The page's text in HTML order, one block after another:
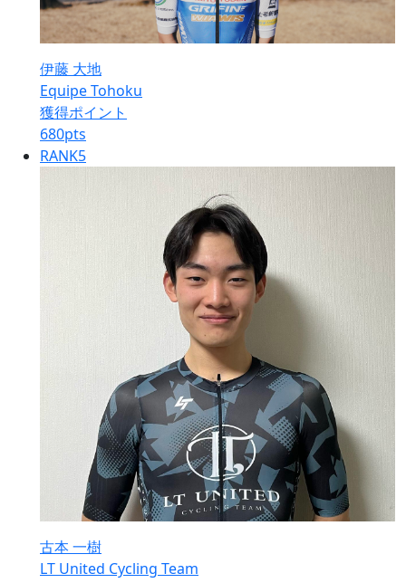
伊藤 大地
Equipe Tohoku
獲得ポイント
680pts
RANK5
古本 一樹
LT United Cycling Team